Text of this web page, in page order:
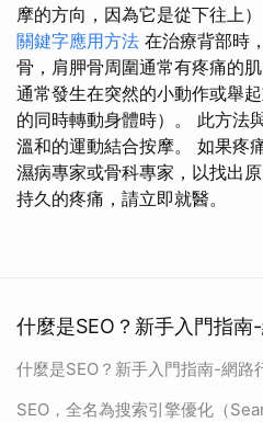
摩的方向，因為它是從下往上）
關鍵字應用方法 在治療背部時
骨，肩胛骨周圍通常有疼痛的肌
通常發生在突然的小動作或舉
的同時轉動身體時）。 此方法
溫和的運動結合按摩。 如果疼
濕病專家或骨科專家，以找出
持久的疼痛，請立即就醫。
什麼是SEO？新手入門指南
什麼是SEO？新手入門指南-網路
SEO，全名為搜索引擎優化（